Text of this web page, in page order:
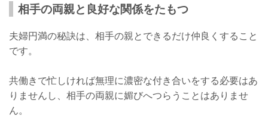
相手の両親と良好な関係をたもつ
夫婦円満の秘訣は、相手の親とできるだけ仲良くすること
です。
共働きで忙しければ無理に濃密な付き合いをする必要はあ
りませんし、相手の両親に媚びへつらうことはありませ
ん。